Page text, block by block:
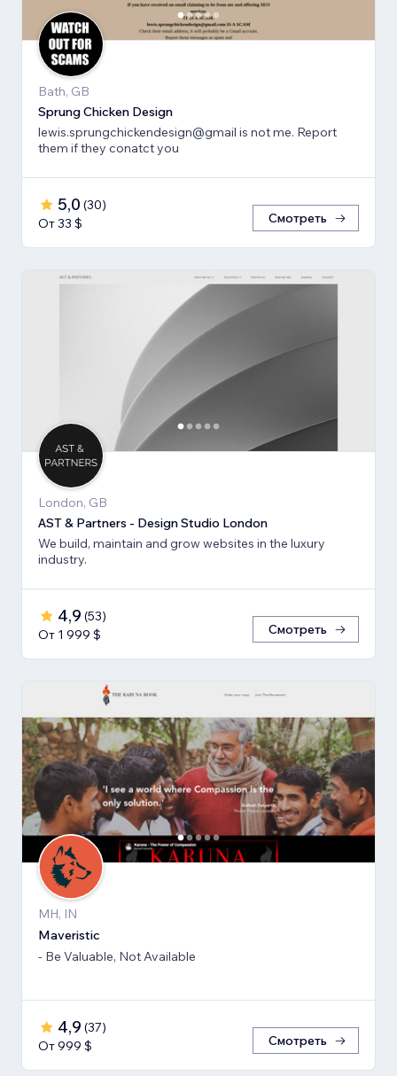
Bath, GB
Sprung Chicken Design
lewis.sprungchickendesign@gmail is not me. Report
them if they conatct you
5,0 (30)
От 33 $
Смотреть
London, GB
AST & Partners - Design Studio London
We build, maintain and grow websites in the luxury
industry.
4,9 (53)
От 1 999 $
Смотреть
MH, IN
Maveristic
- Be Valuable, Not Available
4,9 (37)
От 999 $
Смотреть